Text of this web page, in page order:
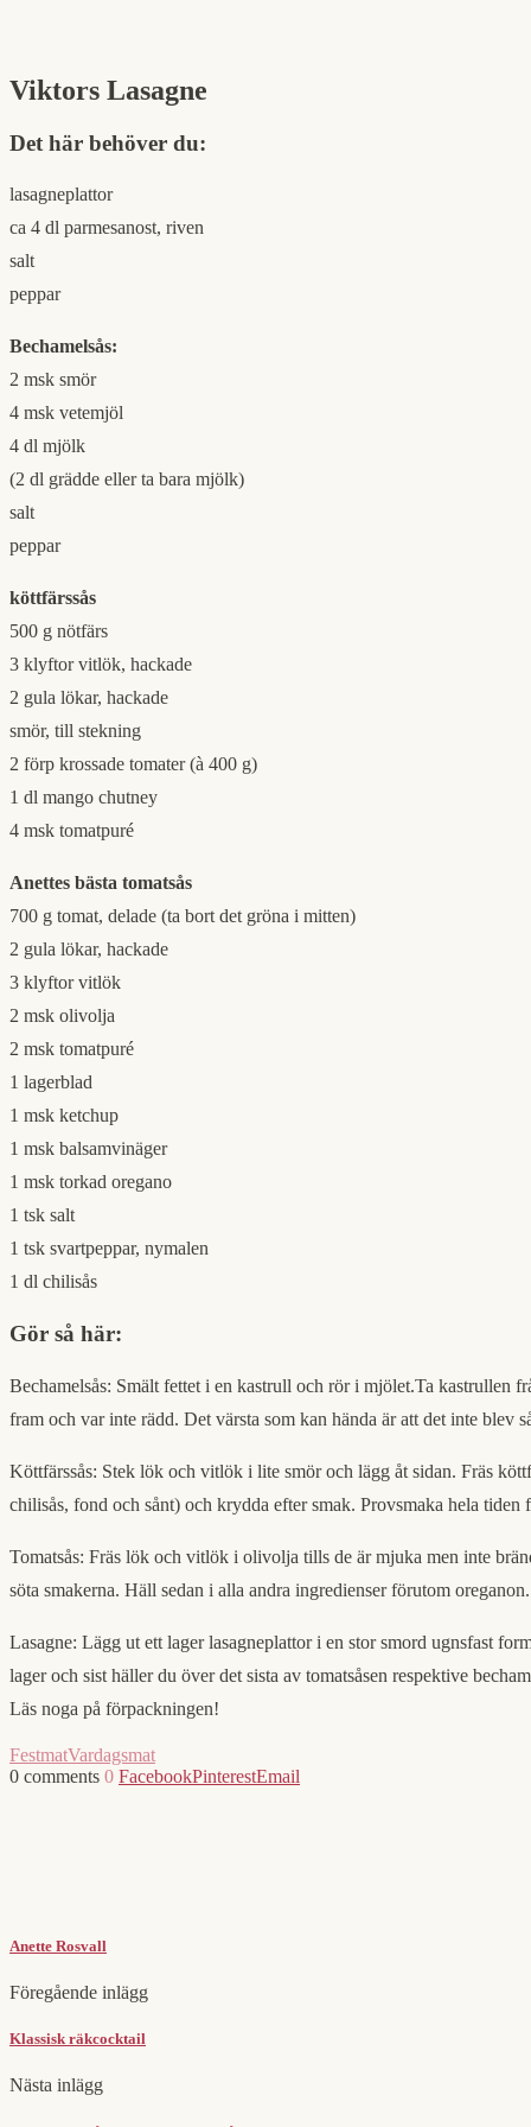
Viktors Lasagne
Det här behöver du:
lasagneplattor
ca 4 dl parmesanost, riven
salt
peppar
Bechamelsås:
2 msk smör
4 msk vetemjöl
4 dl mjölk
(2 dl grädde eller ta bara mjölk)
salt
peppar
köttfärssås
500 g nötfärs
3 klyftor vitlök, hackade
2 gula lökar, hackade
smör, till stekning
2 förp krossade tomater (à 400 g)
1 dl mango chutney
4 msk tomatpuré
Anettes bästa tomatsås
700 g tomat, delade (ta bort det gröna i mitten)
2 gula lökar, hackade
3 klyftor vitlök
2 msk olivolja
2 msk tomatpuré
1 lagerblad
1 msk ketchup
1 msk balsamvinäger
1 msk torkad oregano
1 tsk salt
1 tsk svartpeppar, nymalen
1 dl chilisås
Gör så här:
Bechamelsås: Smält fettet i en kastrull och rör i mjölet.Ta kastrullen
fram och var inte rädd. Det värsta som kan hända är att det inte blev
Köttfärssås: Stek lök och vitlök i lite smör och lägg åt sidan. Fräs
chilisås, fond och sånt) och krydda efter smak. Provsmaka hela
Tomatsås: Fräs lök och vitlök i olivolja tills de är mjuka men inte
söta smakerna. Häll sedan i alla andra ingredienser förutom
Lasagne: Lägg ut ett lager lasagneplattor i en stor smord ugnsfast
lager och sist häller du över det sista av tomatsåsen respektive
Läs noga på förpackningen!
FestmatVardagsmat
0 comments 0 FacebookPinterestEmail
Anette Rosvall
Föregående inlägg
Klassisk räkcocktail
Nästa inlägg